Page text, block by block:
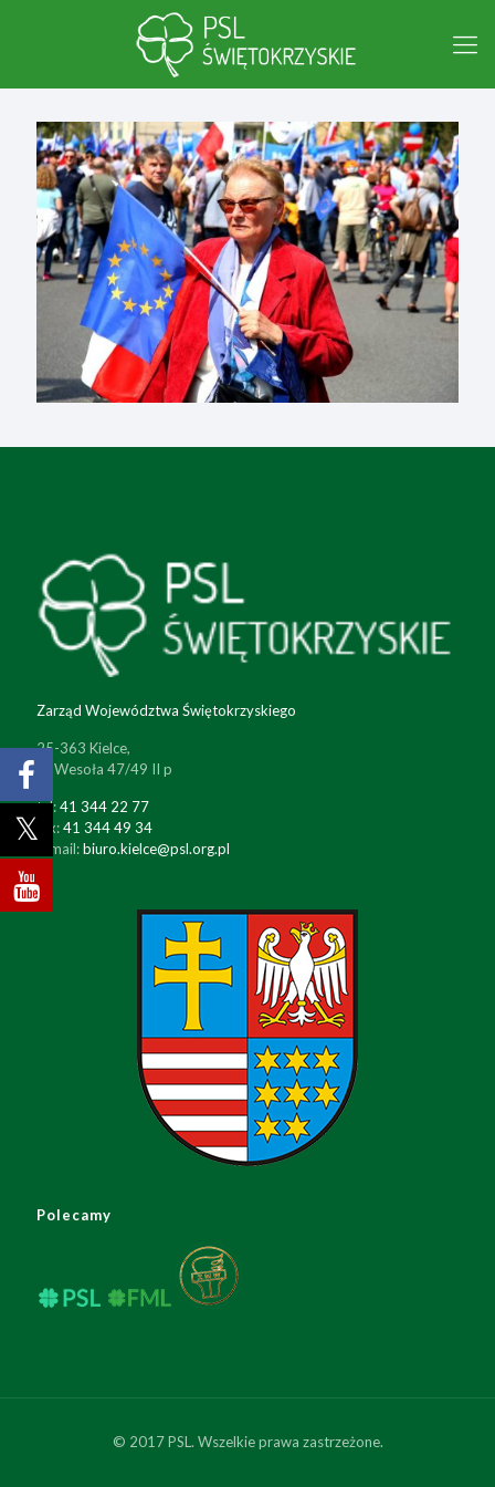
Zarząd Województwa Świętokrzyskiego
25-363 Kielce,
ul. Wesoła 47/49 II p
tel:41 344 22 77
fax:41 344 49 34
e-mail:biuro.kielce@psl.org.pl
Polecamy
© 2017 PSL. Wszelkie prawa zastrzeżone.